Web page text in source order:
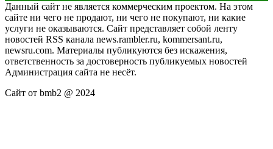
Данный сайт не является коммерческим проектом. На этом
сайте ни чего не продают, ни чего не покупают, ни какие
услуги не оказываются. Сайт представляет собой ленту
новостей RSS канала news.rambler.ru, kommersant.ru,
newsru.com. Материалы публикуются без искажения,
ответственность за достоверность публикуемых новостей
Администрация сайта не несёт.
Сайт от bmb2 @ 2024